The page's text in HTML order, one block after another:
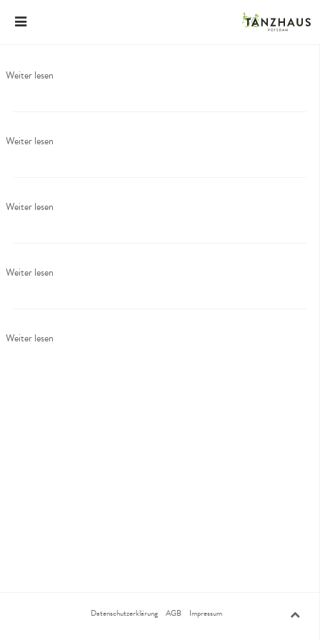
Weiter lesen
Weiter lesen
Weiter lesen
Weiter lesen
Weiter lesen
Datenschutzerklärung AGB Impressum